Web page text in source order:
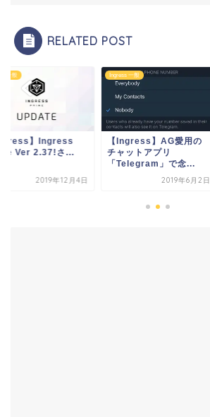
RELATED POST
一般
】Ingress
Ver 2.37!さ...
2019年12月4日
Ingress 一般
【Ingress】AG愛用の
チャットアプリ
「Telegram」で念...
2019年6月2日